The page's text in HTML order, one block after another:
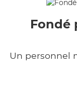
Fondé
Un personnel